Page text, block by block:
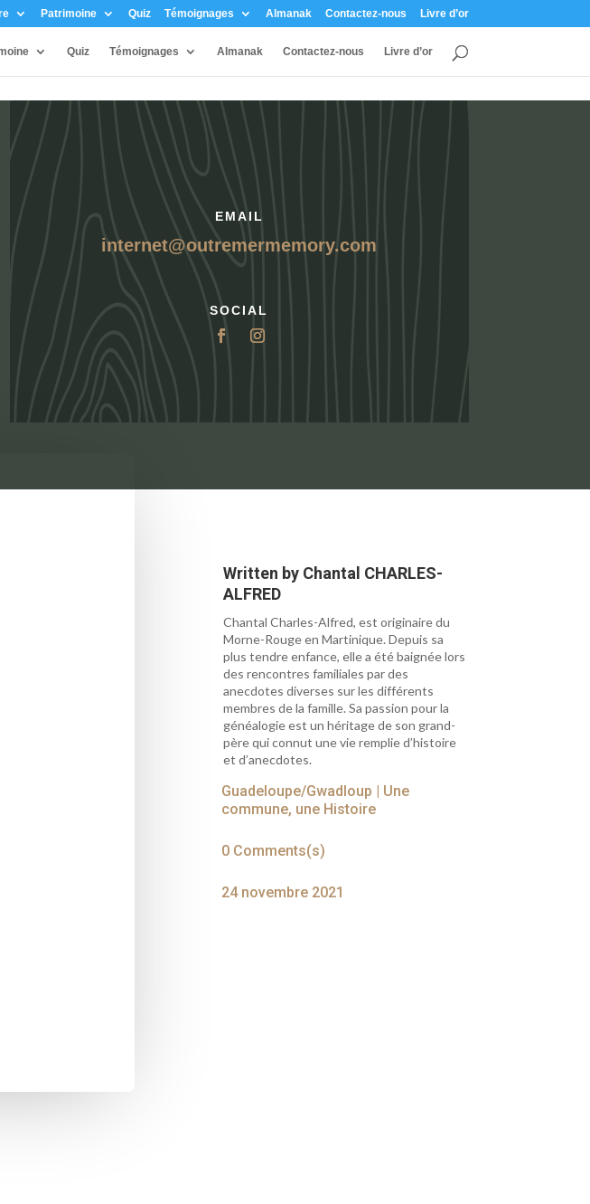
Patrimoine Quiz Témoignages Almanak Contactez-nous Livre d’or
Quiz Témoignages Almanak Contactez-nous Livre d’or
EMAIL
internet@outremermemory.com
SOCIAL
Written by Chantal CHARLES-
ALFRED
Chantal Charles-Alfred, est originaire du
Morne-Rouge en Martinique. Depuis sa
plus tendre enfance, elle a été baignée lors
des rencontres familiales par des
anecdotes diverses sur les différents
membres de la famille. Sa passion pour la
généalogie est un héritage de son grand-
père qui connut une vie remplie d’histoire
et d’anecdotes.
Guadeloupe/Gwadloup
Une
commune, une Histoire
0 Comments(s)
24 novembre 2021